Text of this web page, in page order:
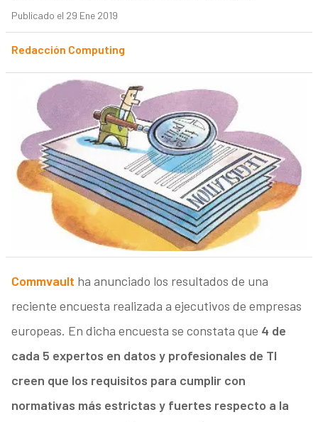
Publicado el 29 Ene 2019
Redacción Computing
Commvault ha anunciado los resultados de una
reciente encuesta realizada a ejecutivos de empresas
europeas. En dicha encuesta se constata que 4 de
cada 5 expertos en datos y profesionales de TI
creen que los requisitos para cumplir con
normativas más estrictas y fuertes respecto a la